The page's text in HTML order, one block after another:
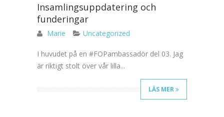
Insamlingsuppdatering och
funderingar
Marie Uncategorized
I huvudet på en #FOPambassadör del 03. Jag
är riktigt stolt över vår lilla...
LÄS MER